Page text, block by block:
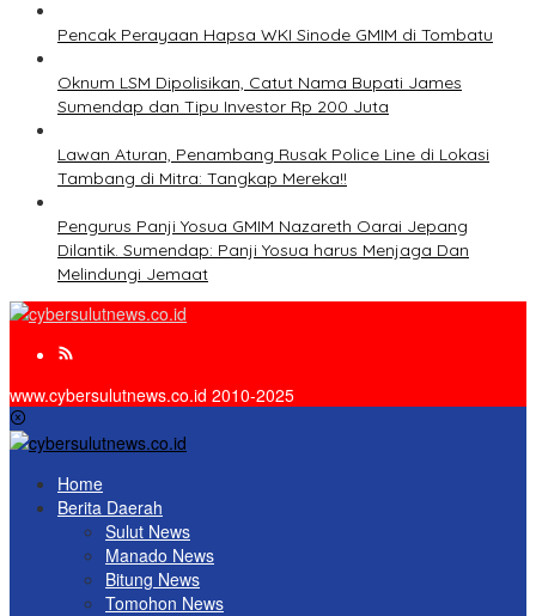
Pencak Perayaan Hapsa WKI Sinode GMIM di Tombatu
Oknum LSM Dipolisikan, Catut Nama Bupati James
Sumendap dan Tipu Investor Rp 200 Juta
Lawan Aturan, Penambang Rusak Police Line di Lokasi
Tambang di Mitra: Tangkap Mereka!!
Pengurus Panji Yosua GMIM Nazareth Oarai Jepang
Dilantik. Sumendap: Panji Yosua harus Menjaga Dan
Melindungi Jemaat
www.cybersulutnews.co.id 2010-2025
Home
Berita Daerah
Sulut News
Manado News
Bitung News
Tomohon News